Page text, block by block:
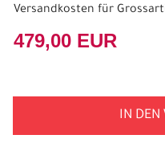
Versandkosten für
479,00 EUR
IN DEN